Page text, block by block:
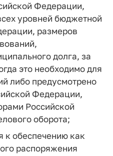
Федерации,
уровней бюджетной
размеров
долга, за
это необходимо для
либо предусмотрено
Федерации,
Российской
оборота;
к обеспечению как
распоряжения